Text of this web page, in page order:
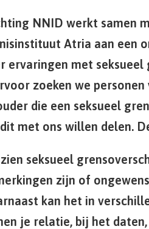
NNID werkt samen
Atria aan een
ervaringen met seksueel
zoeken we personen
die een seksueel
met ons willen delen.
seksueel
zijn of
kan het in
je relatie, bij het